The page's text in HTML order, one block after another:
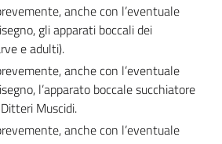
anche con l’eventuale
gli apparati boccali dei
e adulti).
anche con l’eventuale
l’apparato boccale succhiatore
Muscidi.
anche con l’eventuale